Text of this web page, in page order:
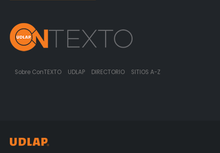
Sobre ConTEXTO UDLAP DIRECTORIO SITIOS A-Z